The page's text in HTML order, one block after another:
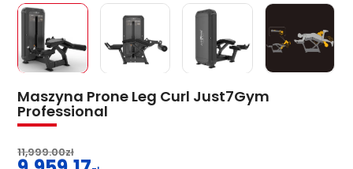
Maszyna Prone Leg Curl Just7Gym
Professional
11,999.00zł